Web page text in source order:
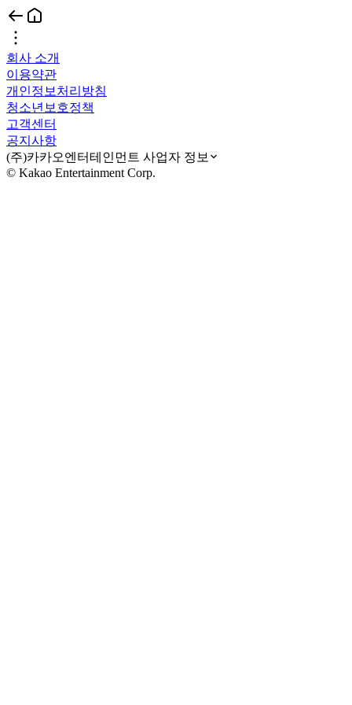
회사 소개
이용약관
개인정보처리방침
청소년보호정책
고객센터
공지사항
(주)카카오엔터테인먼트 사업자 정보
© Kakao Entertainment Corp.